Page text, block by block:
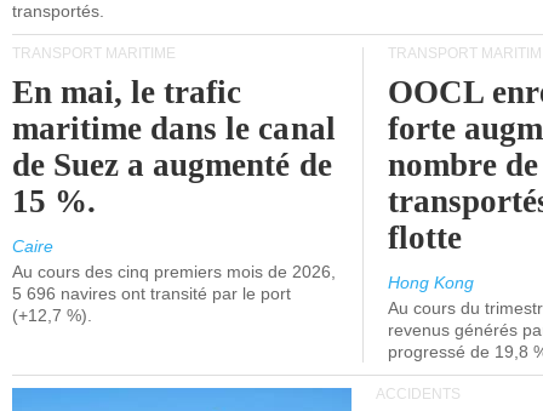
transportés.
TRANSPORT MARITIME
En mai, le trafic
maritime dans le canal
de Suez a augmenté de
15 %.
Caire
Au cours des cinq premiers mois de 2026,
5 696 navires ont transité par le port
(+12,7 %).
TRANSPORT
OOCL
forte
nombre
flotte
Hong Kong
Au cours du
revenus générés
progressé de 19,8
ACCIDENTS